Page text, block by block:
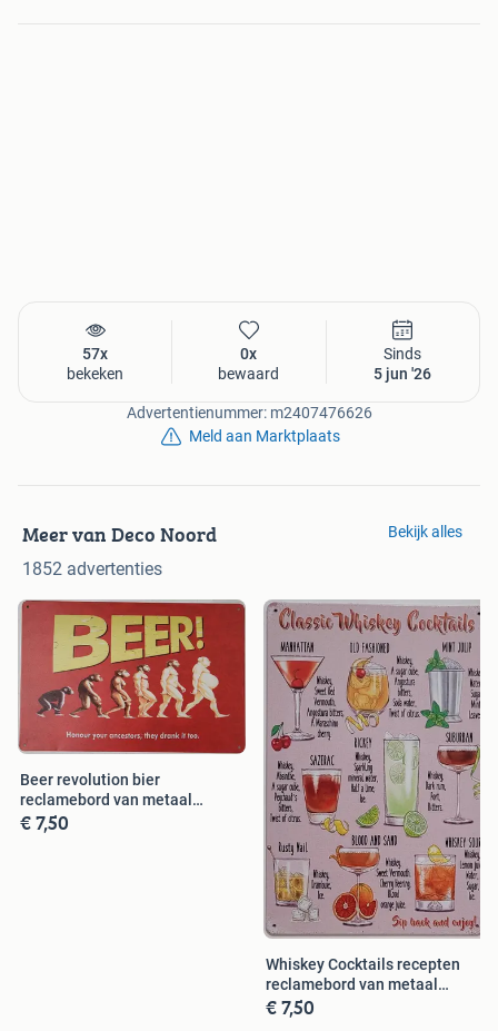
57x
bekeken
0x
bewaard
Sinds
5 jun '26
Advertentienummer: m2407476626
Meld aan Marktplaats
Meer van Deco Noord
1852 advertenties
Bekijk alles
Beer revolution bier
reclamebord van metaal
wandbord deco
€ 7,50
Whiskey Cocktails recepten
reclamebord van metaal
wandbord
€ 7,50